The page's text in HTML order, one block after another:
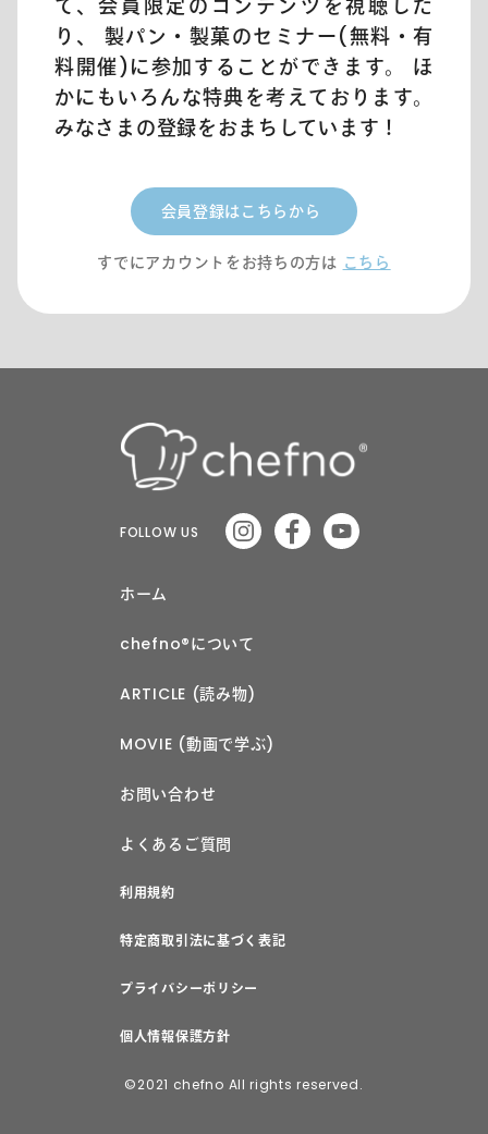
て、会員限定のコンテンツを視聴した
り、 製パン・製菓のセミナー(無料・有
料開催)に参加することができます。 ほ
かにもいろんな特典を考えております。
みなさまの登録をおまちしています！
会員登録はこちらから
すでにアカウントをお持ちの方は こちら
FOLLOW US
ホーム
chefno®︎について
ARTICLE (読み物)
MOVIE (動画で学ぶ)
お問い合わせ
よくあるご質問
利用規約
特定商取引法に基づく表記
プライバシーポリシー
個人情報保護方針
©2021 chefno All rights reserved.